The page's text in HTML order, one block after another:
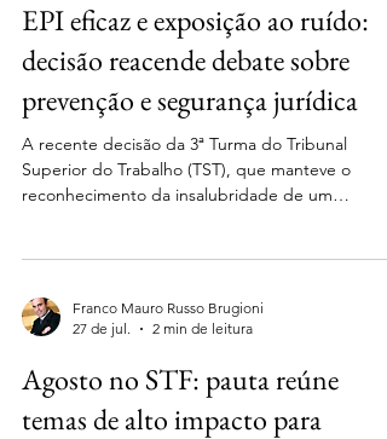
poderá não ser conhecido quando a questão
federal não for c
EPI eficaz e exposição ao ruído:
decisão reacende debate sobre
prevenção e segurança jurídica
A recente decisão da 3ª Turma do Tribunal
Superior do Trabalho (TST), que manteve o
reconhecimento da insalubridade de um
(EPI), reacendeu um importante debate sobre os
limites da prevenção e da segurança jurídica nas
o papel dos EPIs eficazes na caracterização da
insalubridade e da ativ
Franco Mauro Russo Brugioni
27 de jul.
2 min de leitura
Agosto no STF: pauta reúne
temas de alto impacto para